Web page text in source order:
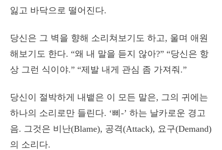
잃고 바닥으로 떨어진다.
당신은 그 벽을 향해 소리쳐보기도 하고, 울며 애원
해보기도 한다. “왜 내 말을 듣지 않아?” “당신은 항
상 그런 식이야.” “제발 내게 관심 좀 가져줘.”
당신이 절박하게 내뱉은 이 모든 말은, 그의 귀에는
하나의 소리로만 들린다. ‘삐-’ 하는 날카로운 경고
음. 그것은 비난(Blame), 공격(Attack), 요구(Demand)
의 소리다.